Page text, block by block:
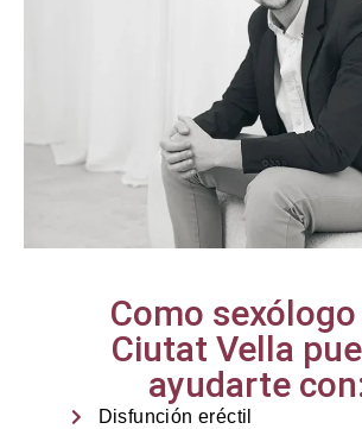
Como sexólogo
Ciutat Vella
ayudarte
Disfunción eréctil